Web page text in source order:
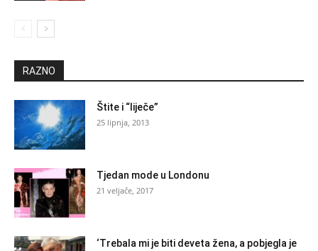
RAZNO
Štite i “liječe”
25 lipnja, 2013
Tjedan mode u Londonu
21 veljače, 2017
‘Trebala mi je biti deveta žena, a pobjegla je